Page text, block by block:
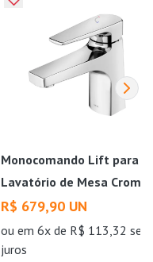
Monocomando Lift para
Lavatório de Mesa
Docol
R$ 679,90 UN
ouem 6x de R$ 113,32 sem
juros